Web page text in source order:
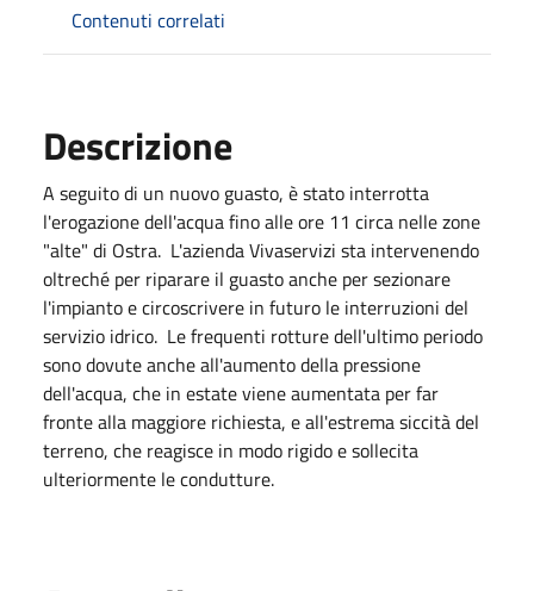
Contenuti correlati
Descrizione
A seguito di un nuovo guasto, è stato interrotta
l'erogazione dell'acqua fino alle ore 11 circa nelle zone
"alte" di Ostra. L'azienda Vivaservizi sta intervenendo
oltreché per riparare il guasto anche per sezionare
l'impianto e circoscrivere in futuro le interruzioni del
servizio idrico. Le frequenti rotture dell'ultimo periodo
sono dovute anche all'aumento della pressione
dell'acqua, che in estate viene aumentata per far
fronte alla maggiore richiesta, e all'estrema siccità del
terreno, che reagisce in modo rigido e sollecita
ulteriormente le condutture.